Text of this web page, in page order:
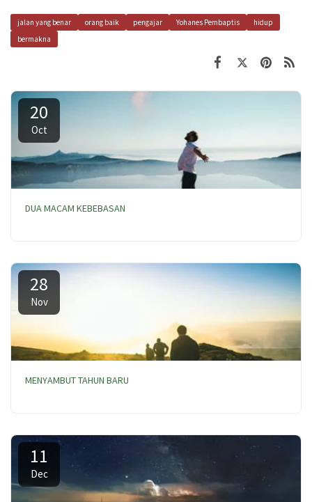
jalan yang benar orang baik pengajar Yohanes Pembaptis
hidup
bermakna
20
Oct
DUA MACAM KEBEBASAN
28
Nov
MENYAMBUT TAHUN BARU
11
Dec